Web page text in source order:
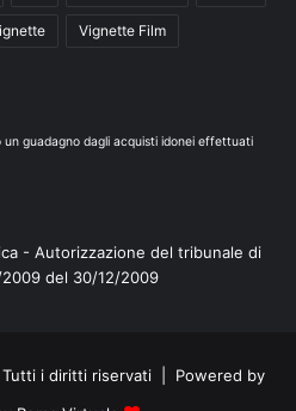
Vignette Film
guadagno dagli acquisti idonei effettuati
- Autorizzazione del tribunale di
2009 del 30/12/2009
i diritti riservati | Powered by